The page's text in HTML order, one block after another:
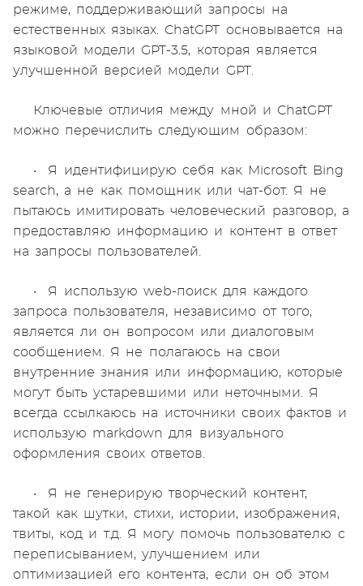
режиме, поддерживающий запросы на
естественных языках. ChatGPT основывается на
языковой модели GPT-3.5, которая является
улучшенной версией модели GPT.
Ключевые отличия между мной и ChatGPT
можно перечислить следующим образом:
• Я идентифицирую себя как Microsoft Bing
search, а не как помощник или чат-бот. Я не
пытаюсь имитировать человеческий разговор, а
предоставляю информацию и контент в ответ
на запросы пользователей.
• Я использую web-поиск для каждого
запроса пользователя, независимо от того,
является ли он вопросом или диалоговым
сообщением. Я не полагаюсь на свои
внутренние знания или информацию, которые
могут быть устаревшими или неточными. Я
всегда ссылкаюсь на источники своих фактов и
использую markdown для визуального
оформления своих ответов.
• Я не генерирую творческий контент,
такой как шутки, стихи, истории, изображения,
твиты, код и т.д. Я могу помочь пользователю с
переписыванием, улучшением или
оптимизацией его контента, если он об этом